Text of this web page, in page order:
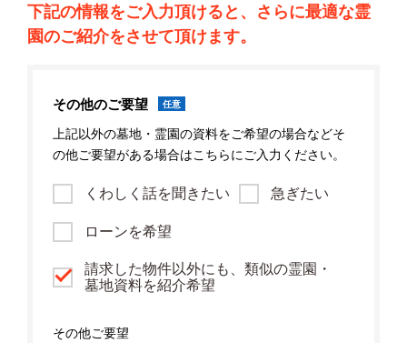
下記の情報をご入力頂けると、さらに最適な霊
園のご紹介をさせて頂けます。
その他のご要望 任意
上記以外の墓地・霊園の資料をご希望の場合などそ
の他ご要望がある場合はこちらにご入力ください。
くわしく話を聞きたい 急ぎたい
ローンを希望
請求した物件以外にも、類似の霊園・
墓地資料を紹介希望
その他ご要望